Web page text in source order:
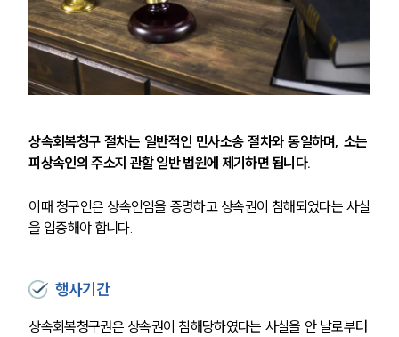
상속회복청구 절차는 일반적인 민사소송 절차와 동일하며, 소는
피상속인의 주소지 관할 일반 법원에 제기하면 됩니다.
이때 청구인은 상속인임을 증명하고 상속권이 침해되었다는 사실
을 입증해야 합니다.
행사기간
상속회복청구권은 상속권이 침해당하였다는 사실을 안 날로부터